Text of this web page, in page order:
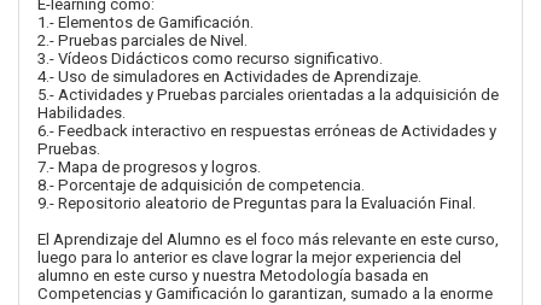
E-learning como:
1.- Elementos de Gamificación.
2.- Pruebas parciales de Nivel.
3.- Vídeos Didácticos como recurso significativo.
4.- Uso de simuladores en Actividades de Aprendizaje.
5.- Actividades y Pruebas parciales orientadas a la adquisición de
Habilidades.
6.- Feedback interactivo en respuestas erróneas de Actividades y
Pruebas.
7.- Mapa de progresos y logros.
8.- Porcentaje de adquisición de competencia.
9.- Repositorio aleatorio de Preguntas para la Evaluación Final.
El Aprendizaje del Alumno es el foco más relevante en este curso,
luego para lo anterior es clave lograr la mejor experiencia del
alumno en este curso y nuestra Metodología basada en
Competencias y Gamificación lo garantizan, sumado a la enorme